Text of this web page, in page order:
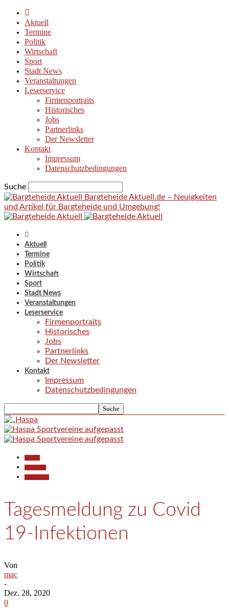
Aktuell
Termine
Politik
Wirtschaft
Sport
Stadt News
Veranstaltungen
Leserservice
Firmenportraits
Historisches
Jobs
Partnerlinks
Der Newsletter
Kontakt
Impressum
Datenschutzbedingungen
Suche
Bargteheide Aktuell.de – Neuigkeiten
und Artikel für Bargteheide und Umgebung!
Aktuell
Termine
Politik
Wirtschaft
Sport
Stadt News
Veranstaltungen
Leserservice
Firmenportraits
Historisches
Jobs
Partnerlinks
Der Newsletter
Kontakt
Impressum
Datenschutzbedingungen
Tagesmeldung zu Covid
19-Infektionen
Von
mac
-
Dez. 28, 2020
0